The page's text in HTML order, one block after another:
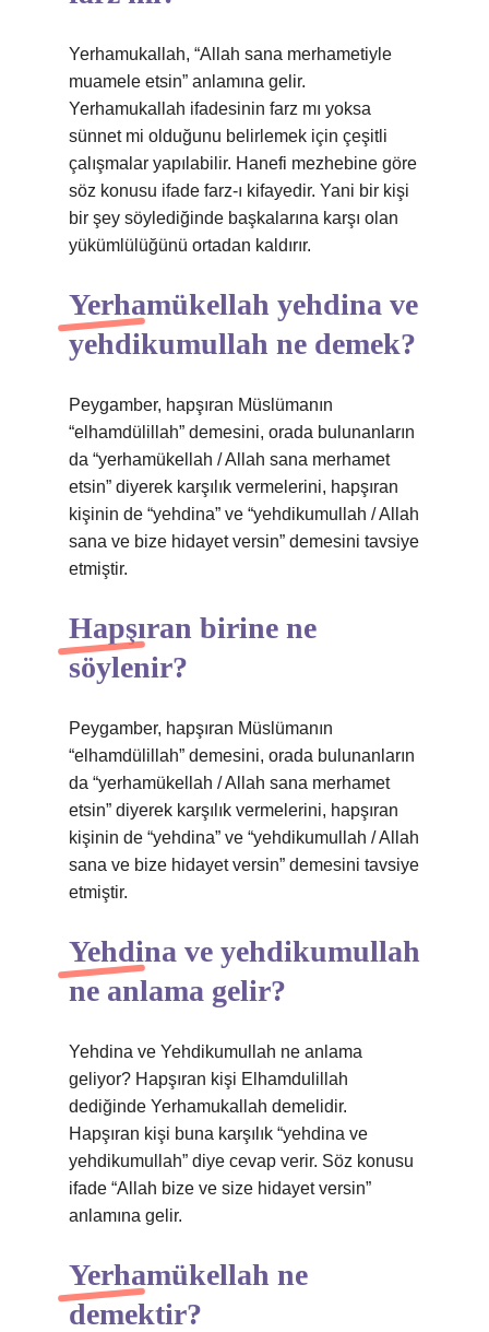
Yerhamukallah, “Allah sana merhametiyle
muamele etsin” anlamına gelir.
Yerhamukallah ifadesinin farz mı yoksa
sünnet mi olduğunu belirlemek için çeşitli
çalışmalar yapılabilir. Hanefi mezhebine göre
söz konusu ifade farz-ı kifayedir. Yani bir kişi
bir şey söylediğinde başkalarına karşı olan
yükümlülüğünü ortadan kaldırır.
Yerhamükellah yehdina ve
yehdikumullah ne demek?
Peygamber, hapşıran Müslümanın
“elhamdülillah” demesini, orada bulunanların
da “yerhamükellah / Allah sana merhamet
etsin” diyerek karşılık vermelerini, hapşıran
kişinin de “yehdina” ve “yehdikumullah / Allah
sana ve bize hidayet versin” demesini tavsiye
etmiştir.
Hapşıran birine ne
söylenir?
Peygamber, hapşıran Müslümanın
“elhamdülillah” demesini, orada bulunanların
da “yerhamükellah / Allah sana merhamet
etsin” diyerek karşılık vermelerini, hapşıran
kişinin de “yehdina” ve “yehdikumullah / Allah
sana ve bize hidayet versin” demesini tavsiye
etmiştir.
Yehdina ve yehdikumullah
ne anlama gelir?
Yehdina ve Yehdikumullah ne anlama
geliyor? Hapşıran kişi Elhamdulillah
dediğinde Yerhamukallah demelidir.
Hapşıran kişi buna karşılık “yehdina ve
yehdikumullah” diye cevap verir. Söz konusu
ifade “Allah bize ve size hidayet versin”
anlamına gelir.
Yerhamükellah ne
demektir?